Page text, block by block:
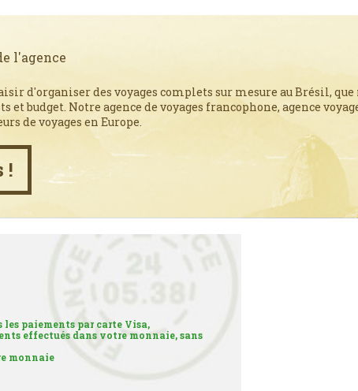
l'agence
d'organiser des voyages complets sur mesure au Brésil,
et budget. Notre agence de voyages francophone, agence
de voyages en Europe.
!
paiements par carte Visa,
effectués dans votre monnaie, sans
monnaie